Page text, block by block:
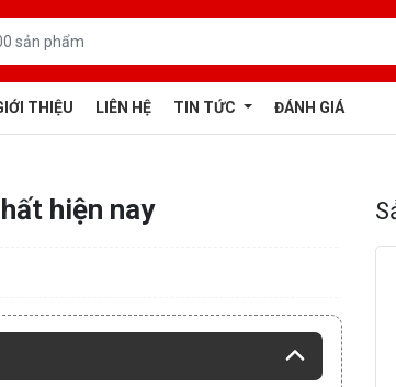
THIỆU LIÊN HỆ TIN TỨC ĐÁNH GIÁ
hiện nay